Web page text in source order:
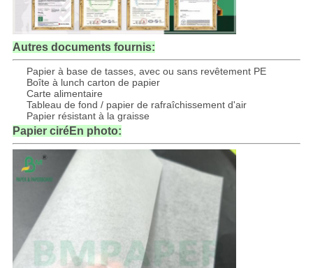
Autres documents fournis:
Papier à base de tasses, avec ou sans revêtement PE
Boîte à lunch carton de papier
Carte alimentaire
Tableau de fond / papier de rafraîchissement d'air
Papier résistant à la graisse
Papier ciréEn photo: